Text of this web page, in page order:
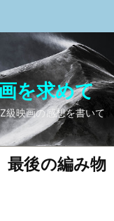
を求めて
級映画の感想を書いて
最後の編み物